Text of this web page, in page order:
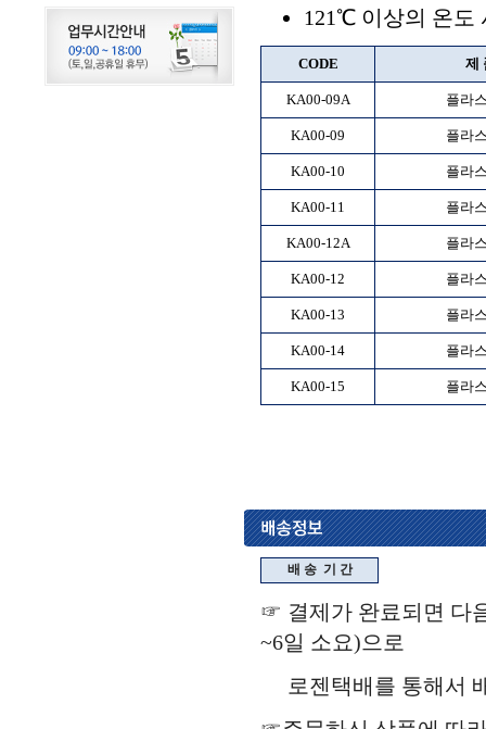
121℃ 이상의 온도
CODE 제
KA00-09A 플라
KA00-09 플라
KA00-10 플라
KA00-11 플라
KA00-12A 플라
KA00-12 플라
KA00-13 플라
KA00-14 플라
KA00-15 플라
배 송 기 간
☞ 결제가 완료되면 다
~6일 소요)으로
로젠택배를 통해서